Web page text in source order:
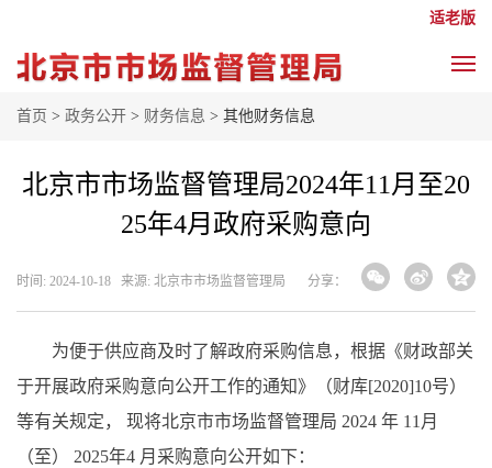
适老版
首页 > 政务公开 > 财务信息 > 其他财务信息
北京市市场监督管理局2024年11月至20
25年4月政府采购意向
时间: 2024-10-18 来源: 北京市市场监督管理局 分享：
为便于供应商及时了解政府采购信息，根据《财政部关
于开展政府采购意向公开工作的通知》（财库[2020]10号）
等有关规定， 现将北京市市场监督管理局 2024 年 11月
（至） 2025年4 月采购意向公开如下：